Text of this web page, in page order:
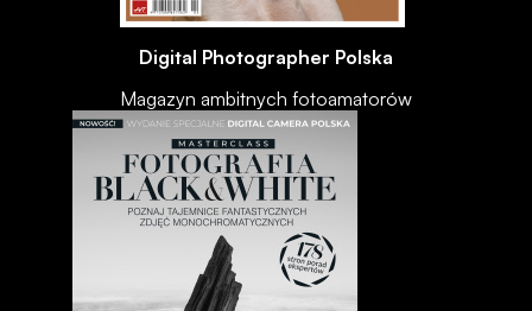
Digital Photographer Polska
Magazyn ambitnych fotoamatorów